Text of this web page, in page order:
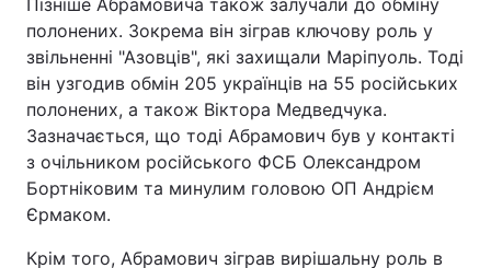
Пізніше Абрамовича також залучали до обміну
полонених. Зокрема він зіграв ключову роль у
звільненні "Азовців", які захищали Маріпуоль. Тоді
він узгодив обмін 205 українців на 55 російських
полонених, а також Віктора Медведчука.
Зазначається, що тоді Абрамович був у контакті
з очільником російського ФСБ Олександром
Бортніковим та минулим головою ОП Андрієм
Єрмаком.
Крім того, Абрамович зіграв вирішальну роль в